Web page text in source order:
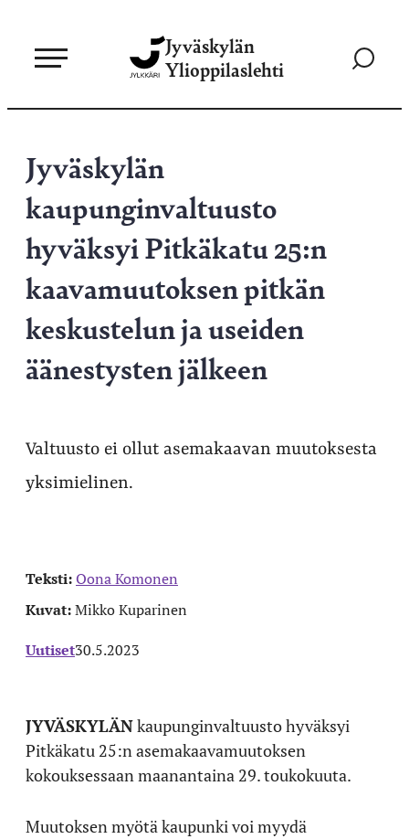
sisältöön
Jyväskylän
Ylioppilaslehti
Siirry
Jyväskylän
kaupunginvaltuusto
hyväksyi Pitkäkatu 25:n
kaavamuutoksen pitkän
keskustelun ja useiden
äänestysten jälkeen
Valtuusto ei ollut asemakaavan muutoksesta
yksimielinen.
Teksti:Oona Komonen
Kuvat:Mikko Kuparinen
Uutiset30.5.2023
JYVÄSKYLÄNkaupunginvaltuusto hyväksyi
Pitkäkatu 25:n asemakaavamuutoksen
kokouksessaan maanantaina 29. toukokuuta.
Muutoksen myötä kaupunki voi myydä